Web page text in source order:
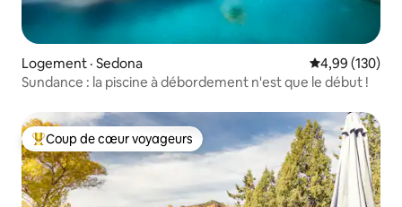
Logement · Sedona Note
4,99 (130)
Sundance : la piscine à débordement n'est que le début !
Coup de cœur voyageurs parmi les plus aimés
Coup de cœur voyageurs